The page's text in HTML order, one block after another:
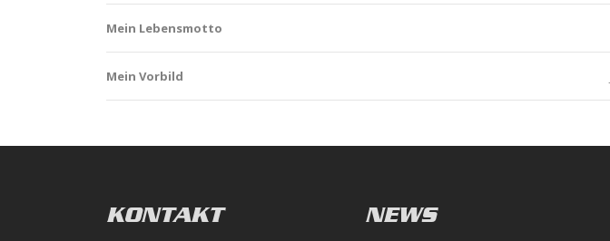
Mein Lebensmotto
Mein Vorbild
KONTAKT NEWS